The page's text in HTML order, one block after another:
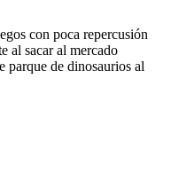
con poca repercusión
al sacar al mercado
parque de dinosaurios al